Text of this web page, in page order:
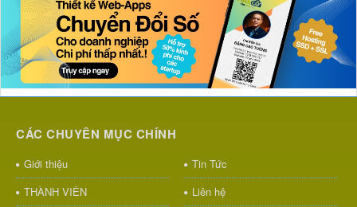
CÁC CHUYÊN MỤC CHÍNH
Giới thiệu
Tin Tức
THÀNH VIÊN
Liên hệ